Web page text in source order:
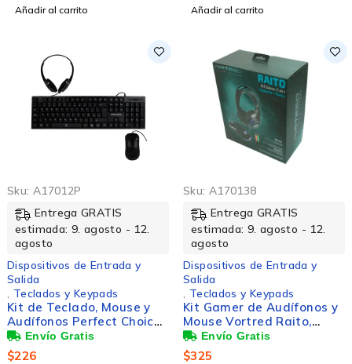
Añadir al carrito Añadir al carrito
Sku: A17012P
Entrega GRATIS
estimada: 9. agosto - 12.
agosto
Dispositivos de Entrada y
Salida
Teclados y Keypads
Kit de Teclado, Mouse y
Audífonos Perfect Choice
PC-201717, Alámbrico,
USB, Negro (Español)
$226
Sku: A170138
Entrega GRATIS
estimada: 9. agosto - 12.
agosto
Dispositivos de Entrada y
Salida
Teclados y Keypads
Kit Gamer de Audífonos y
Mouse Vortred Raito,
Alámbrico, 3.5mm, USB,
Negro
$325